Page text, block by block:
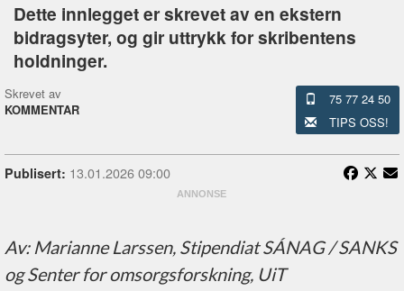
Dette innlegget er skrevet av en ekstern
bidragsyter, og gir uttrykk for skribentens
holdninger.
Skrevet av
KOMMENTAR
75 77 24 50
TIPS OSS!
Publisert: 13.01.2026 09:00
Av: Marianne Larssen, Stipendiat SÁNAG / SANKS
og Senter for omsorgsforskning, UiT